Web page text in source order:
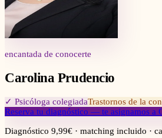
encantada de conocerte
Carolina Prudencio
✓ Psicóloga colegiadaTrastornos de la
Reserva tu diagnóstico — te asignamos a
Diagnóstico 9,99€ · matching incluido ·